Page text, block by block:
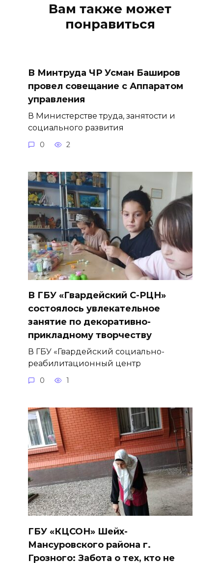
Вам также может
понравиться
В Минтруда ЧР Усман Баширов
провел совещание с Аппаратом
управления
В Министерстве труда, занятости и
социального развития
0 2
В ГБУ «Гвардейский С-РЦН»
состоялось увлекательное
занятие по декоративно-
прикладному творчеству
В ГБУ «Гвардейский социально-
реабилитационный центр
0 1
ГБУ «КЦСОН» Шейх-
Мансуровского района г.
Грозного: Забота о тех, кто не